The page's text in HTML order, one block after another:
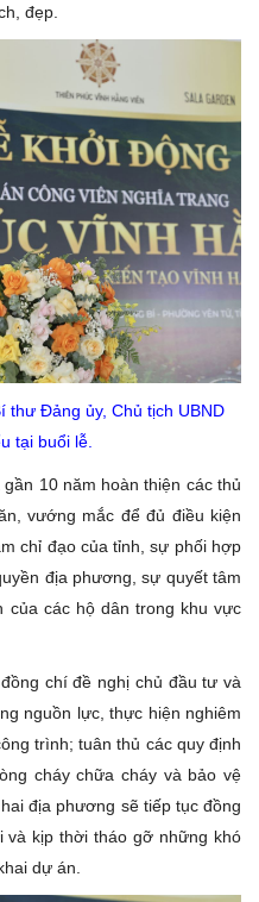
đẹp.
Đảng ủy, Chủ tịch UBND
tại buổi lễ.
10 năm hoàn thiện các thủ
vướng mắc để đủ điều kiện
chỉ đạo của tỉnh, sự phối hợp
địa phương, sự quyết tâm
của các hộ dân trong khu vực
chí đề nghị chủ đầu tư và
nguồn lực, thực hiện nghiêm
trình; tuân thủ các quy định
cháy chữa cháy và bảo vệ
địa phương sẽ tiếp tục đồng
và kịp thời tháo gỡ những khó
dự án.